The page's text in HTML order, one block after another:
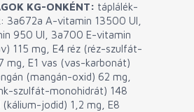
KG-ONKÉNT: táplálék-
3a672a A-vitamin 13500 UI,
950 UI, 3a700 E-vitamin
115 mg, E4 réz (réz-szulfát-
mg, E1 vas (vas-karbonát)
(mangán-oxid) 62 mg,
szulfát-monohidrát) 148
jodid) 1,2 mg, E8